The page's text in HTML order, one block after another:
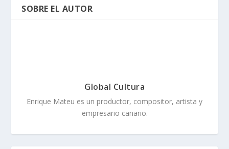
SOBRE EL AUTOR
Global Cultura
Enrique Mateu es un productor, compositor, artista y
empresario canario.